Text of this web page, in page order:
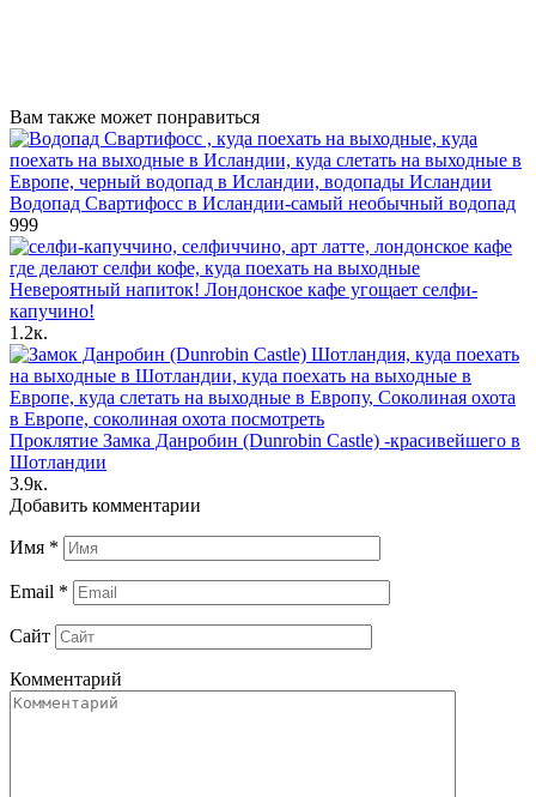
Вам также может понравиться
Водопад Свартифосс в Исландии-самый необычный водопад
999
Невероятный напиток! Лондонское кафе угощает селфи-
капучино!
1.2к.
Проклятие Замка Данробин (Dunrobin Castle) -красивейшего в
Шотландии
3.9к.
Добавить комментарии
Имя *
Email *
Сайт
Комментарий